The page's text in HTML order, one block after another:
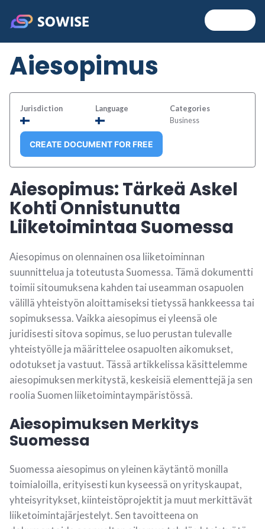
Sowise
Aiesopimus
Jurisdiction Language
Categories
Business
CREATE DOCUMENT FOR FREE
Aiesopimus: Tärkeä Askel
Kohti Onnistunutta
Liiketoimintaa Suomessa
Aiesopimus on olennainen osa liiketoiminnan
suunnittelua ja toteutusta Suomessa. Tämä dokumentti
toimii sitoumuksena kahden tai useamman osapuolen
välillä yhteistyön aloittamiseksi tietyssä hankkeessa tai
sopimuksessa. Vaikka aiesopimus ei yleensä ole
juridisesti sitova sopimus, se luo perustan tulevalle
yhteistyölle ja määrittelee osapuolten aikomukset,
odotukset ja vastuut. Tässä artikkelissa käsittelemme
aiesopimuksen merkitystä, keskeisiä elementtejä ja sen
roolia Suomen liiketoimintaympäristössä.
Aiesopimuksen Merkitys
Suomessa
Suomessa aiesopimus on yleinen käytäntö monilla
toimialoilla, erityisesti kun kyseessä on yrityskaupat,
yhteisyritykset, kiinteistöprojektit ja muut merkittävät
liiketoimintajärjestelyt. Sen tavoitteena on